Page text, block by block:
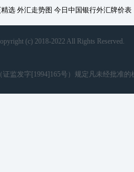
选 外汇走势图 今日中国银行外汇牌价表
(c) 2018-2022 All Rights Reserved.
监发字[1994]165号）规定凡未经批准